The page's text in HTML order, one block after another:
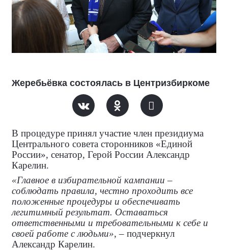
Жеребьёвка состоялась в Центризбиркоме
В процедуре принял участие член президиума
Центрального совета сторонников «Единой
России», сенатор, Герой России Александр
Карелин.
«Главное в избирательной кампании –
соблюдать правила, честно проходить все
положенные процедуры и обеспечивать
легитимный результат. Оставаться
ответственными и требовательными к себе и
своей работе с людьми», – подчеркнул
Александр Карелин.